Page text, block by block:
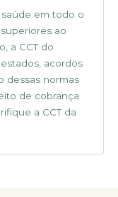
em todo o
ao
a CCT do
acordos
dessas normas
de cobrança
a CCT da